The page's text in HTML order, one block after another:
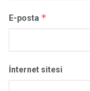
E-posta *
İnternet sitesi